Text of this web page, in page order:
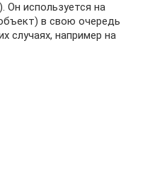
Он используется на
в свою очередь
случаях, например на